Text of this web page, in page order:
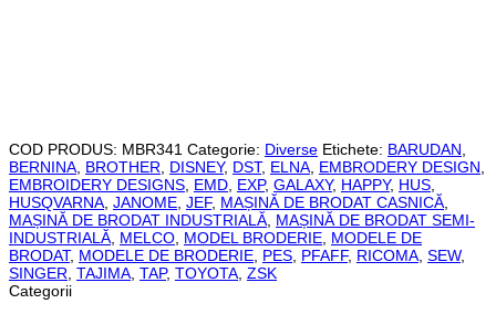
COD PRODUS: MBR341 Categorie: Diverse Etichete: BARUDAN
BERNINA BROTHER DISNEY, DST, ELNA EMBRODERY DESIGN
EMBROIDERY DESIGNS EMD EXP, GALAXY, HAPPY, HUS
HUSQVARNA JANOME JEF, MAȘINĂ DE BRODAT CASNICĂ
MAȘINĂ DE BRODAT INDUSTRIALĂ MAȘINĂ DE BRODAT SEMI-
INDUSTRIALĂ MELCO MODEL BRODERIE MODELE DE
BRODAT, MODELE DE BRODERIE PES PFAFF, RICOMA SEW,
SINGER TAJIMA TAP, TOYOTA ZSK
Categorii